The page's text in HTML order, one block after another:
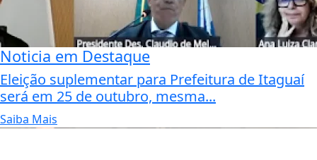
Noticia em Destaque
Eleição suplementar para Prefeitura de Itaguaí
será em 25 de outubro, mesma...
Saiba Mais